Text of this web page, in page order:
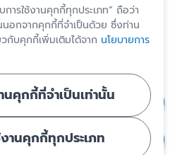
ารใช้งานคุกกี้ทุกประเภท” ถือว่า
อกจากคุกกี้ที่จำเป็นด้วย ซึ่งท่าน
กับคุกกี้เพิ่มเติมได้จาก นโยบายการ
นคุกกี้ที่จำเป็นเท่านั้น
านคุกกี้ทุกประเภท